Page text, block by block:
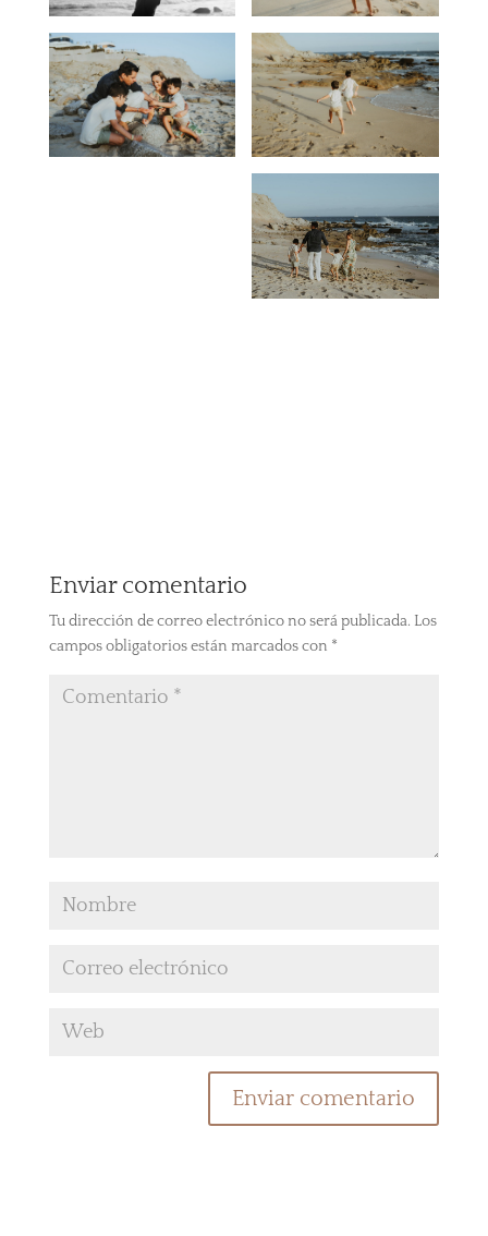
Enviar comentario
Tu dirección de correo electrónico no será publicada. Los
campos obligatorios están marcados con *